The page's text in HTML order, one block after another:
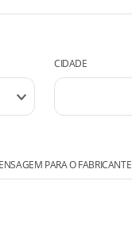
CIDADE
PARA O FABRICANTE